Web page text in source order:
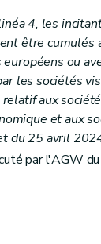
4, les
être cumulés
ou
les sociétés
aux
et aux
du 25 avril
par l'AGW